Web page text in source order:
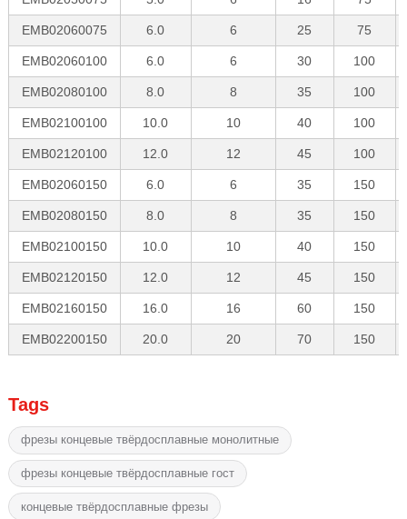
EMB02060075 6.0 6 25 75
EMB02060100 6.0 6 30 100
EMB02080100 8.0 8 35 100
EMB02100100 10.0 10 40 100
EMB02120100 12.0 12 45 100
EMB02060150 6.0 6 35 150
EMB02080150 8.0 8 35 150
EMB02100150 10.0 10 40 150
EMB02120150 12.0 12 45 150
EMB02160150 16.0 16 60 150
EMB02200150 20.0 20 70 150
Tags
фрезы концевые твёрдосплавные монолитные
фрезы концевые твёрдосплавные гост
концевые твёрдосплавные фрезы